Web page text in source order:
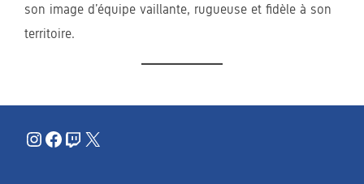
son image d’équipe vaillante, rugueuse et fidèle à son
territoire.